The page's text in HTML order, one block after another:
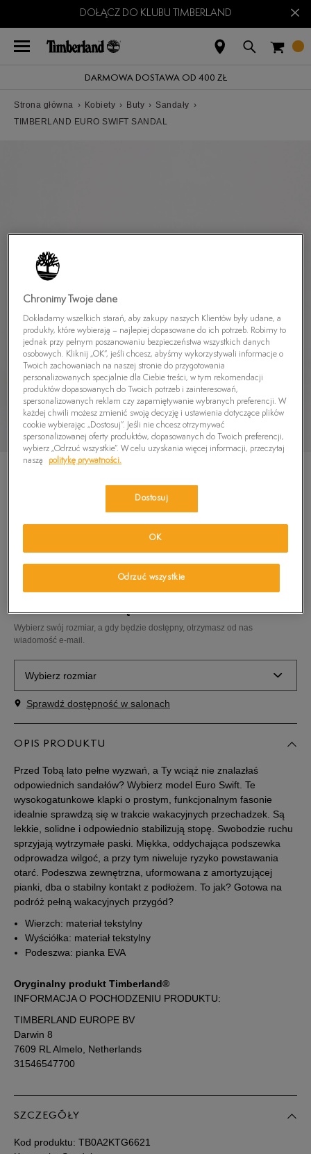
DOŁĄCZ DO KLUBU TIMBERLAND ×
DARMOWA DOSTAWA OD 400 ZŁ
Strona główna › Kobiety › Buty › Sandały ›
TIMBERLAND EURO SWIFT SANDAL
5.0(4)
159,99zł
PRODUKT NIEDOSTĘPNY
Wybierz swój rozmiar, a gdy będzie dostępny, otrzymasz od nas
wiadomość e-mail.
Wybierz rozmiar
Rozmiary EU
36 22,5 cm
37 23 cm Powiadom o dostępności
37,5 23,5 cm Powiadom o dostępności
38 24 cm Powiadom o dostępności
38,5 24,5 cm
39 25 cm
41 26,5 cm
Sprawdź dostępność w salonach
OPIS PRODUKTU
Przed Tobą lato pełne wyzwań, a Ty wciąż nie znalazłaś
odpowiednich sandałów? Wybierz model Euro Swift. Te
wysokogatunkowe klapki o prostym, funkcjonalnym fasonie
idealnie sprawdzą się w trakcie wakacyjnych przechadzek. Są
lekkie, solidne i odpowiednio stabilizują stopę. Swobodzie ruchu
sprzyjają wytrzymałe paski. Miękka, oddychająca podszewka
odprowadza wilgoć, a przy tym niweluje ryzyko powstawania
otarć. Podeszwa zewnętrzna, uformowana z amortyzującej
pianki, dba o stabilny kontakt z podłożem. To jak? Gotowa na
podróż pełną wakacyjnych przygód?
Wierzch: materiał tekstylny
Wyściółka: materiał tekstylny
Podeszwa: pianka EVA
Oryginalny produkt Timberland®
INFORMACJA O POCHODZENIU PRODUKTU:
TIMBERLAND EUROPE BV
Darwin 8
7609 RL Almelo, Netherlands
31546547700
SZCZEGÓŁY
Kod produktu: TB0A2KTG6621
Chronimy Twoje dane
Dokładamy wszelkich starań, aby zakupy naszych Klientów były udane, a
produkty, które wybierają – najlepiej dopasowane do ich potrzeb. Robimy to
jednak przy pełnym poszanowaniu bezpieczeństwa wszystkich danych
osobowych. Kliknij „OK”, jeśli chcesz, abyśmy wykorzystywali informacje o
Twoich zachowaniach na naszej stronie do przygotowania
personalizowanych specjalnie dla Ciebie treści, w tym rekomendacji
produktów dopasowanych do Twoich potrzeb i zainteresowań,
spersonalizowanych reklam czy zapamiętywanie wybranych preferencji. W
każdej chwili możesz zmienić swoją decyzję i ustawienia dotyczące plików
cookie wybierając „Dostosuj”. Jeśli nie chcesz otrzymywać
spersonalizowanej oferty produktów, dopasowanych do Twoich preferencji,
wybierz „Odrzuć wszystkie”. W celu uzyskania więcej informacji, przeczytaj
naszą
politykę prywatności.
Dostosuj
Odrzuć wszystkie
OK